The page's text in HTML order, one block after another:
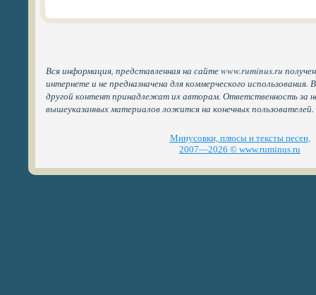
Вся информация, представленная на сайте www.ruminus.ru
интернете и не предназначена для коммерческого
другой контент принадлежат их авторам. Ответственность за
вышеуказанных материалов ложится на конечных пользователей.
Минусовки, плюсы и тексты песен,
2007—2026 © www.ruminus.ru